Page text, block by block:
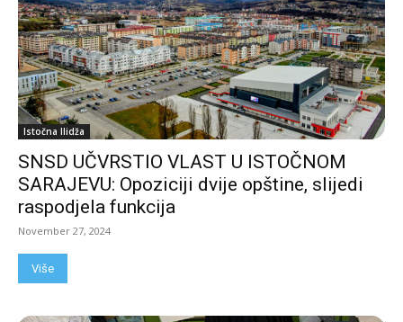
Istočna Ilidža
SNSD UČVRSTIO VLAST U ISTOČNOM
SARAJEVU: Opoziciji dvije opštine, slijedi
raspodjela funkcija
November 27, 2024
Više